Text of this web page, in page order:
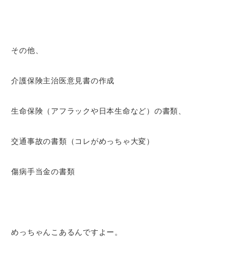
その他、
介護保険主治医意見書の作成
生命保険（アフラックや日本生命など）の書類、
交通事故の書類（コレがめっちゃ大変）
傷病手当金の書類
めっちゃんこあるんですよー。